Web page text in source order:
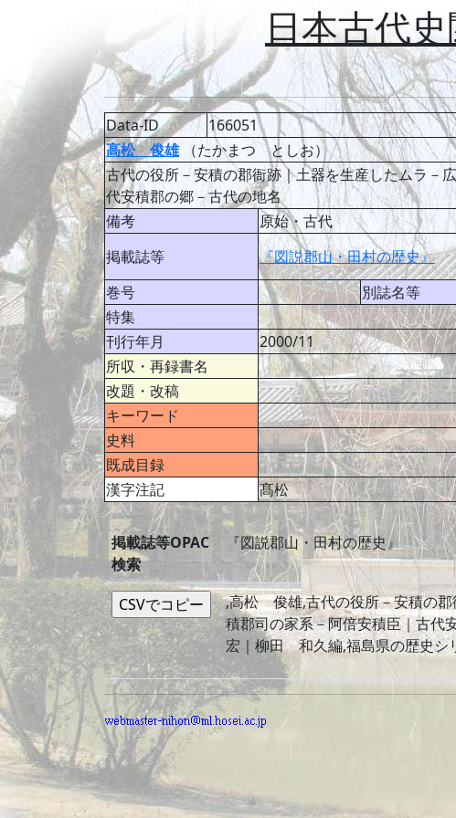
日本古代
Data-ID
166051
高松 俊雄（たかまつ としお）
古代の役所－安積の郡衙跡｜土器を生産したムラ－
代安積郡の郷－古代の地名
備考
原始・古代
掲載誌等
『図説郡山・田村の歴史』
巻号
別誌名等
特集
刊行年月
2000/11
所収・再録書名
改題・改稿
キーワード
史料
既成目録
漢字注記
髙松
掲載誌等OPAC
検索
『図説郡山・田村の歴史』
,高松 俊雄,古代の役所－安積の郡
積郡司の家系－阿倍安積臣｜古
宏｜柳田 和久編,福島県の歴史シ